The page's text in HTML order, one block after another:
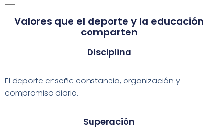
Valores que el deporte y la educación
comparten
Disciplina
El deporte enseña constancia, organización y
compromiso diario.
Superación